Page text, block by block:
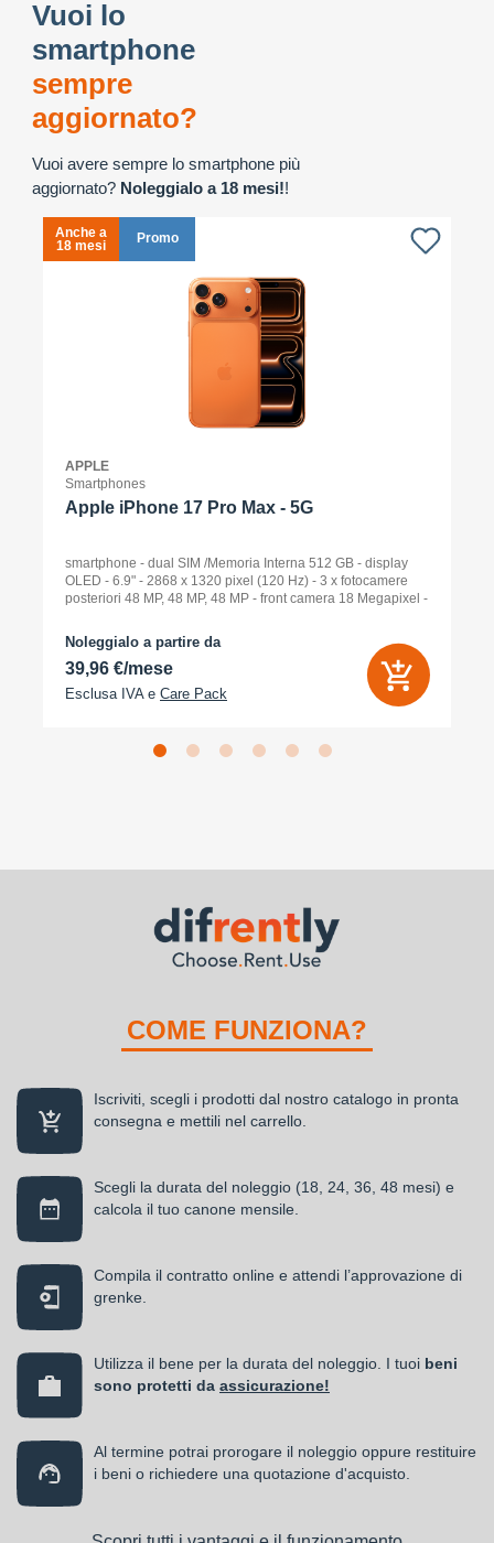
Vuoi lo
smartphone
sempre
aggiornato?
Vuoi avere sempre lo smartphone più
aggiornato? Noleggialo a 18 mesi!!
Anche a
18 mesi
Promo
APPLE
Smartphones
Apple iPhone 17 Pro Max - 5G
smartphone - dual SIM /Memoria Interna 512 GB - display
OLED - 6.9" - 2868 x 1320 pixel (120 Hz) - 3 x fotocamere
posteriori 48 MP, 48 MP, 48 MP - front camera 18 Megapixel -
Noleggialo a partire da
39,96 €/mese
Esclusa IVA e Care Pack
COME FUNZIONA?
Iscriviti, scegli i prodotti dal nostro catalogo in pronta
consegna e mettili nel carrello.
Scegli la durata del noleggio (18, 24, 36, 48 mesi) e
calcola il tuo canone mensile.
Compila il contratto online e attendi l’approvazione di
grenke.
Utilizza il bene per la durata del noleggio. I tuoi beni
sono protetti da assicurazione!
Al termine potrai prorogare il noleggio oppure restituire
i beni o richiedere una quotazione d'acquisto.